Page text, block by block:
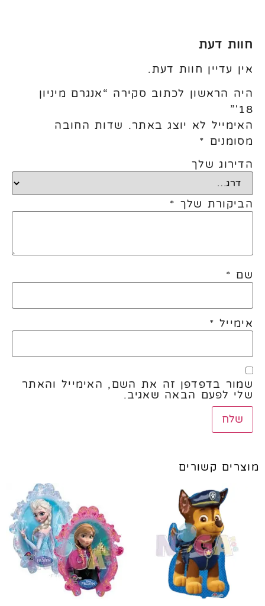
חוות דעת
אין עדיין חוות דעת.
היה הראשון לכתוב סקירה “אנגרם מיניון
18'”
האימייל לא יוצג באתר. שדות החובה
מסומנים *
הדירוג שלך
הביקורת שלך *
שם *
אימייל *
שמור בדפדפן זה את השם, האימייל והאתר
שלי לפעם הבאה שאגיב.
מוצרים קשורים